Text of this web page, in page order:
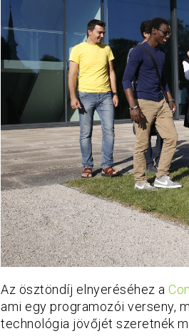
Az ösztöndíj elnyeréséhez a
ami egy programozói verseny,
technológia jövőjét szeretnék